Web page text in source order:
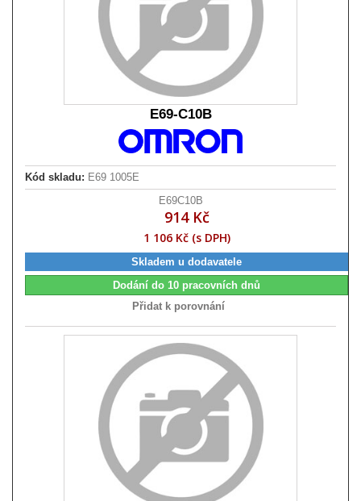
E69-C10B
Kód skladu: E69 1005E
E69C10B
914 Kč
1 106 Kč (s DPH)
Skladem u dodavatele
Dodání do 10 pracovních dnů
Přidat k porovnání